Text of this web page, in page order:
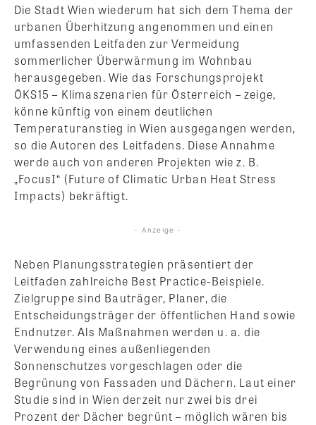
Die Stadt Wien wiederum hat sich dem Thema der
urbanen Überhitzung angenommen und einen
umfassenden Leitfaden zur Vermeidung
sommerlicher Überwärmung im Wohnbau
herausgegeben. Wie das Forschungsprojekt
ÖKS15 – Klimaszenarien für Österreich – zeige,
könne künftig von einem deutlichen
Temperaturanstieg in Wien ausgegangen werden,
so die Autoren des Leitfadens. Diese Annahme
werde auch von anderen Projekten wie z. B.
„FocusI“ (Future of Climatic Urban Heat Stress
Impacts) bekräftigt.
- Anzeige -
Neben Planungsstrategien präsentiert der
Leitfaden zahlreiche Best Practice-Beispiele.
Zielgruppe sind Bauträger, Planer, die
Entscheidungsträger der öffentlichen Hand sowie
Endnutzer. Als Maßnahmen werden u. a. die
Verwendung eines außenliegenden
Sonnenschutzes vorgeschlagen oder die
Begrünung von Fassaden und Dächern. Laut einer
Studie sind in Wien derzeit nur zwei bis drei
Prozent der Dächer begrünt – möglich wären bis